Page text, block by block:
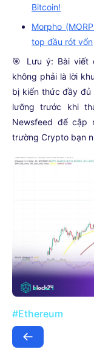
Bitcoin!
Morpho
top đầu rót vốn
🎯 Lưu ý: Bài viết
không phải là lời
bị kiến thức đầy
lưỡng trước khi
Newsfeed để
trường Crypto bạn
#Ethereum